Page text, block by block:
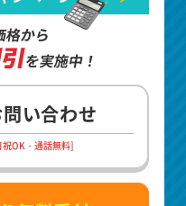
格から
を実施中！
い合わせ
祝OK・通話無料]